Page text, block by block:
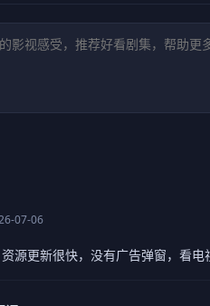
07-06
源更新很快，没有广告弹窗，看